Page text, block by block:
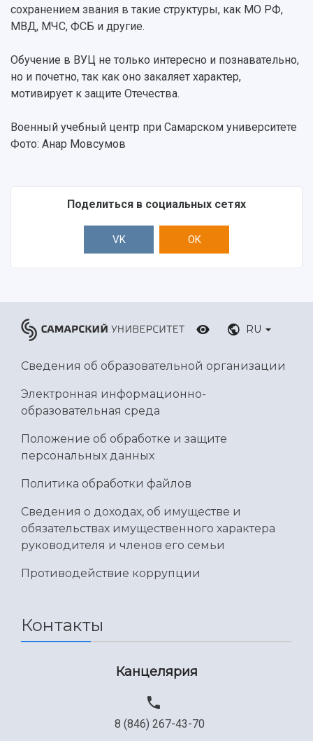
сохранением звания в такие структуры, как МО РФ,
МВД, МЧС, ФСБ и другие.
Обучение в ВУЦ не только интересно и познавательно,
но и почетно, так как оно закаляет характер,
мотивирует к защите Отечества.
Военный учебный центр при Самарском университете
Фото: Анар Мовсумов
Поделиться в социальных сетях
VK OK
RU
Сведения об образовательной организации
Электронная информационно-
образовательная среда
Положение об обработке и защите
персональных данных
Политика обработки файлов
Сведения о доходах, об имуществе и
обязательствах имущественного характера
руководителя и членов его семьи
Противодействие коррупции
Контакты
Канцелярия
8 (846) 267-43-70